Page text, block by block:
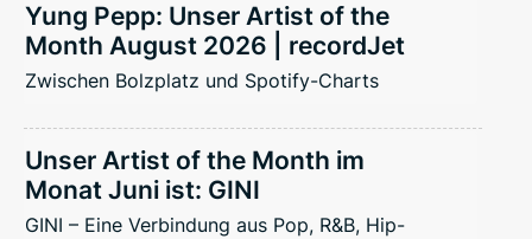
Yung Pepp: Unser Artist of the
Month August 2026 | recordJet
Zwischen Bolzplatz und Spotify-Charts
Unser Artist of the Month im
Monat Juni ist: GINI
GINI – Eine Verbindung aus Pop, R&B, Hip-